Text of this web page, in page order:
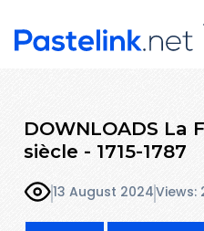
DOWNLOADS La
siècle - 1715-1787
13 August 2024Views: